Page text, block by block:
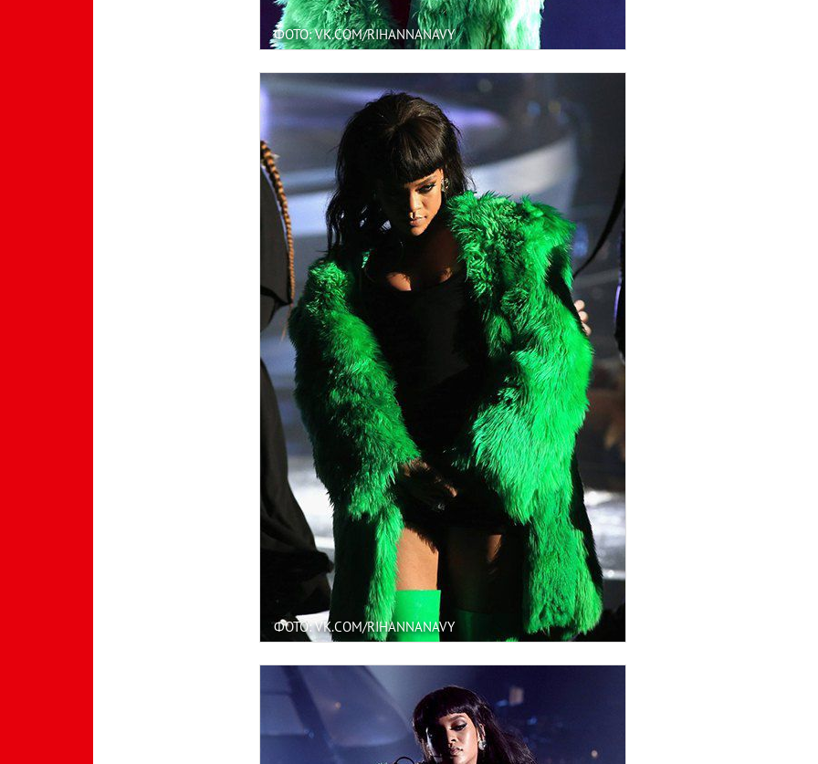
ФОТО: VK.COM/RIHANNANAVY
ФОТО: VK.COM/RIHANNANAVY